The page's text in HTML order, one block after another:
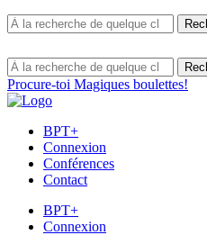
Procure-toi Magiques boulettes!
BPT+
Connexion
Conférences
Contact
BPT+
Connexion